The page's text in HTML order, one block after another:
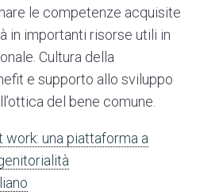
le competenze acquisite
in importanti risorse utili in
Cultura della
e supporto allo sviluppo
del bene comune.
work: una piattaforma a